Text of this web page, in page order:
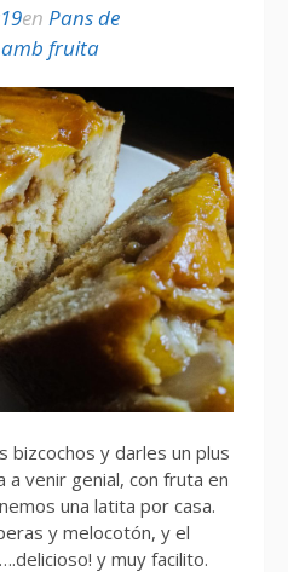
en Pans de
amb fruita
bizcochos y darles un plus
venir genial, con fruta en
una latita por casa.
y melocotón, y el
y muy facilito.